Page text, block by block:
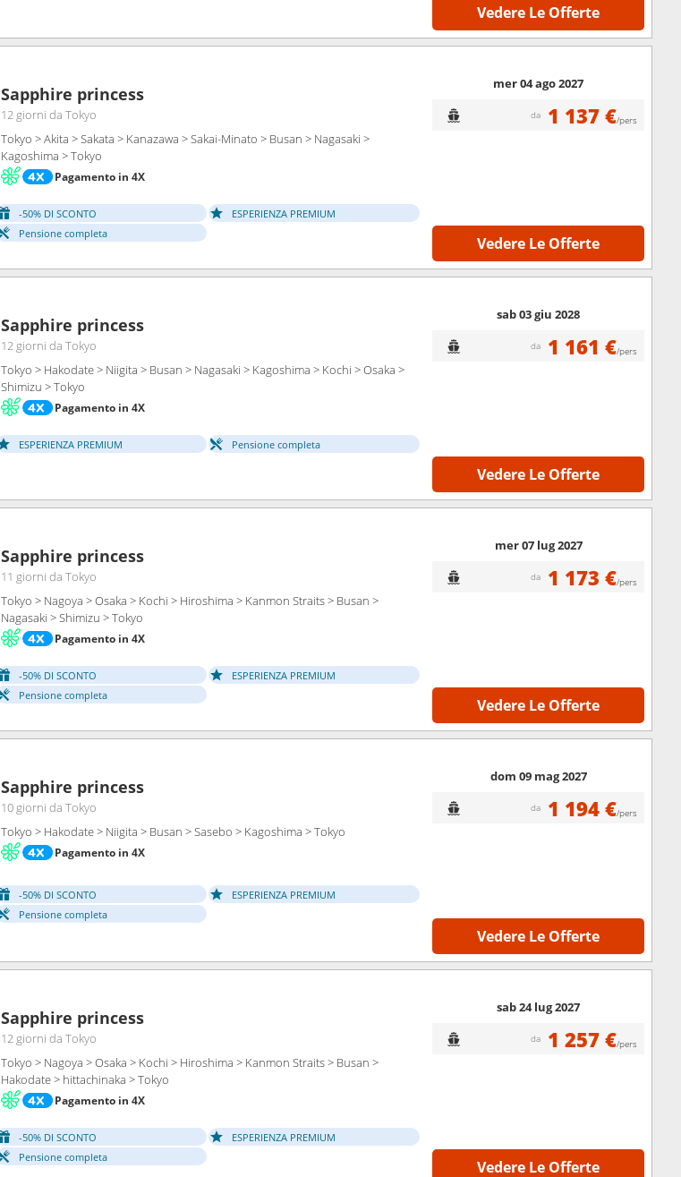
Vedere Le Offerte
Sapphire princess
12 giorni da Tokyo
Tokyo > Akita > Sakata > Kanazawa > Sakai-Minato > Busan > Nagasaki >
Kagoshima > Tokyo
Pagamento in 4X
-50% DI SCONTO
ESPERIENZA PREMIUM
Pensione completa
mer 04 ago 2027
da 1 137 €/pers
Vedere Le Offerte
Sapphire princess
12 giorni da Tokyo
Tokyo > Hakodate > Niigita > Busan > Nagasaki > Kagoshima > Kochi > Osaka >
Shimizu > Tokyo
Pagamento in 4X
ESPERIENZA PREMIUM Pensione completa
sab 03 giu 2028
da 1 161 €/pers
Vedere Le Offerte
Sapphire princess
11 giorni da Tokyo
Tokyo > Nagoya > Osaka > Kochi > Hiroshima > Kanmon Straits > Busan >
Nagasaki > Shimizu > Tokyo
Pagamento in 4X
-50% DI SCONTO
ESPERIENZA PREMIUM
Pensione completa
mer 07 lug 2027
da 1 173 €/pers
Vedere Le Offerte
Sapphire princess
10 giorni da Tokyo
Tokyo > Hakodate > Niigita > Busan > Sasebo > Kagoshima > Tokyo
Pagamento in 4X
-50% DI SCONTO
ESPERIENZA PREMIUM
Pensione completa
dom 09 mag 2027
da 1 194 €/pers
Vedere Le Offerte
Sapphire princess
12 giorni da Tokyo
Tokyo > Nagoya > Osaka > Kochi > Hiroshima > Kanmon Straits > Busan >
Hakodate > hittachinaka > Tokyo
Pagamento in 4X
-50% DI SCONTO
ESPERIENZA PREMIUM
Pensione completa
sab 24 lug 2027
da 1 257 €/pers
Vedere Le Offerte